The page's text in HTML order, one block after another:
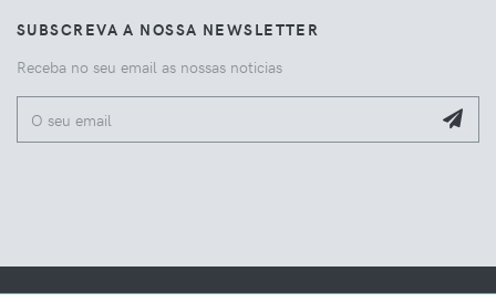
SUBSCREVA A NOSSA NEWSLETTER
Receba no seu email as nossas noticias